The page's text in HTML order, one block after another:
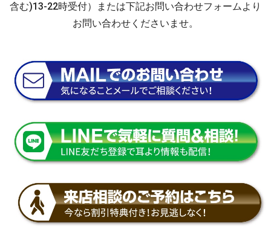
含む)13-22時受付）または下記お問い合わせフォームより
お問い合わせくださいませ。